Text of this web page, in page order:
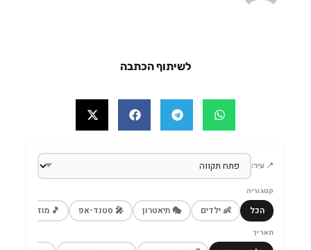
לשיתוף הכתבה
📍 עיר:
קטגוריה
הכל 👶 ילדים 🎭 תיאטרון 🎤 סטנד-אפ 🎵 מוזיקה
תאריך